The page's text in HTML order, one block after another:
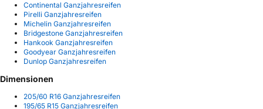
Continental Ganzjahresreifen
Pirelli Ganzjahresreifen
Michelin Ganzjahresreifen
Bridgestone Ganzjahresreifen
Hankook Ganzjahresreifen
Goodyear Ganzjahresreifen
Dunlop Ganzjahresreifen
Dimensionen
205/60 R16 Ganzjahresreifen
195/65 R15 Ganzjahresreifen